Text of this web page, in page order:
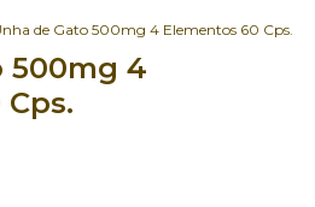
de Gato 500mg 4 Elementos 60 Cps.
500mg 4